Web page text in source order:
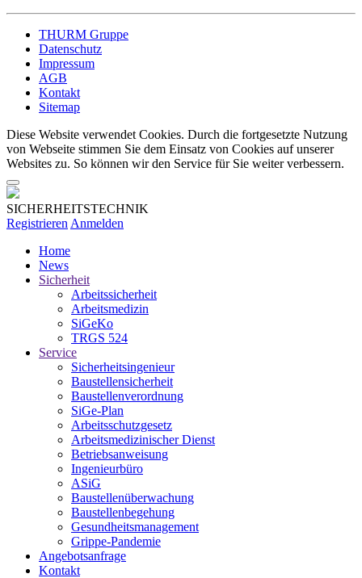
THURM Gruppe
Datenschutz
Impressum
AGB
Kontakt
Sitemap
Diese Website verwendet Cookies. Durch die fortgesetzte Nutzung
von Webseite stimmen Sie dem Einsatz von Cookies auf unserer
Websites zu. So können wir den Service für Sie weiter verbessern.
SICHERHEITSTECHNIK
Registrieren Anmelden
Home
News
Sicherheit
Arbeitssicherheit
Arbeitsmedizin
SiGeKo
TRGS 524
Service
Sicherheitsingenieur
Baustellensicherheit
Baustellenverordnung
SiGe-Plan
Arbeitsschutzgesetz
Arbeitsmedizinischer Dienst
Betriebsanweisung
Ingenieurbüro
ASiG
Baustellenüberwachung
Baustellenbegehung
Gesundheitsmanagement
Grippe-Pandemie
Angebotsanfrage
Kontakt